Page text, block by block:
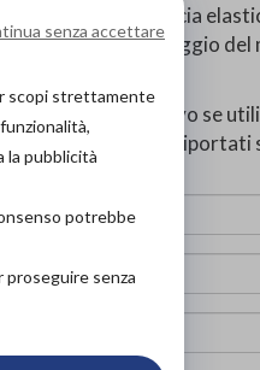
grazie alla fascia
grazie all’appoggio
del dispositivo se
ai componenti riportati
senza accettare
scopi strettamente
la pubblicità
potrebbe
proseguire senza